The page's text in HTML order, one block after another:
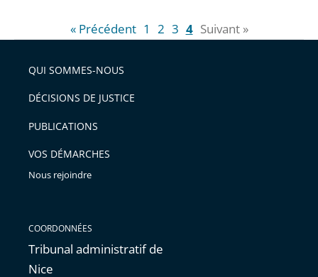
« Précédent 1 2 3 4 Suivant »
QUI SOMMES-NOUS
DÉCISIONS DE JUSTICE
PUBLICATIONS
VOS DÉMARCHES
Nous rejoindre
COORDONNÉES
Tribunal administratif de
Nice